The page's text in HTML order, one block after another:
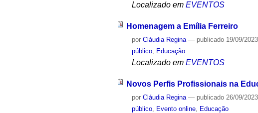
Localizado em EVENTOS
Homenagem a Emília Ferreiro
porCláudia Regina — publicado 19/09/
público, Educação
Localizado em EVENTOS
Novos Perfis Profissionais na
porCláudia Regina — publicado 26/09/
público
Evento online Educação